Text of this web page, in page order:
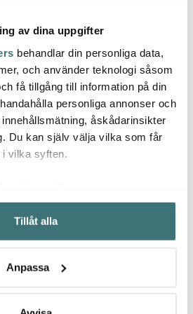
av dina uppgifter
behandlar din personliga data,
och använder teknologi såsom
få tillgång till information på din
personliga annonser och
åskådarinsikter
Du kan själv välja vilka som får
vilka syften.
om din geografiska plats som
på upp till flera meter
genom att aktivt skanna den för
dina personliga uppgifter
tillbaka ditt samtycke när som
Tillåt alla
Anpassa
Kitchenaid
KitchenAid Artisan K400
Blender 1,4 L Röd
3799 kr
av våra kunder